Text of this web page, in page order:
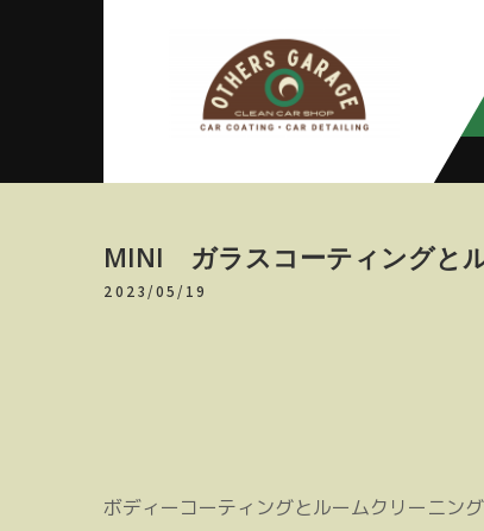
アザースガ
テナンス
MINI ガラスコーティングと
2023/05/19
ボディーコーティングとルームクリーニン